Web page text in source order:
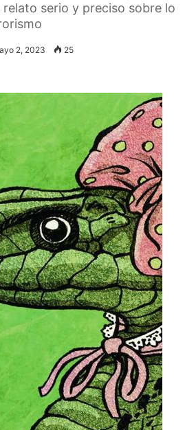
serio y preciso sobre lo
2, 2023 25